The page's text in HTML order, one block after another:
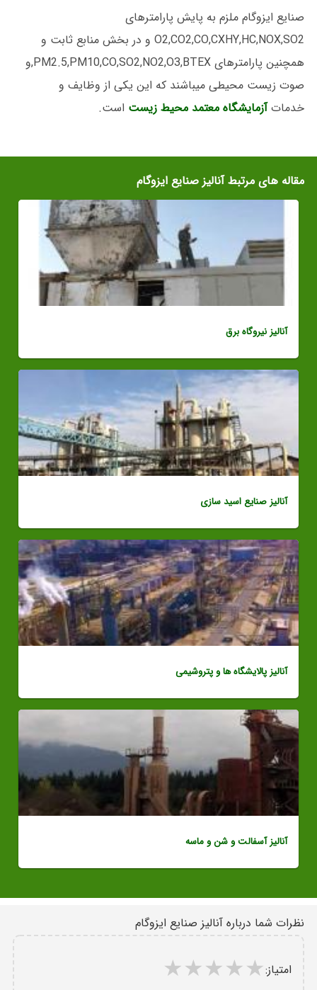
صنایع ایزوگام ملزم به پایش پارامترهای
O2,CO2,CO,CXHY,HC,NOX,SO2 و در بخش منابع ثابت و
همچنین پارامترهای PM2.5,PM10,CO,SO2,NO2,O3,BTEX,و
صوت زیست محیطی میباشند که این یکی از وظایف و
خدماتآزمایشگاه معتمد محیط زیست است.
مقاله های مرتبط آنالیز صنایع ایزوگام
آنالیز نیروگاه برق
آنالیز صنایع اسید سازی
آنالیز پالایشگاه ها و پتروشیمی
آنالیز آسفالت و شن و ماسه
نظرات شما درباره آنالیز صنایع ایزوگام
امتیاز: